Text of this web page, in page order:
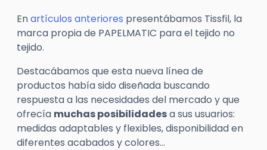
Enartículos anteriores presentábamos Tissfil, la
marca propia de PAPELMATIC para el tejido no
tejido.
Destacábamos que esta nueva línea de
productos había sido diseñada buscando
respuesta a las necesidades del mercado y que
ofrecía muchas posibilidadesa sus usuarios:
medidas adaptables y flexibles, disponibilidad en
diferentes acabados y colores…